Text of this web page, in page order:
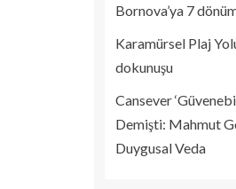
Bornova’ya 7
Karamürsel Plaj
dokunuşu
Cansever
Demişti: Mahmut
Duygusal Veda